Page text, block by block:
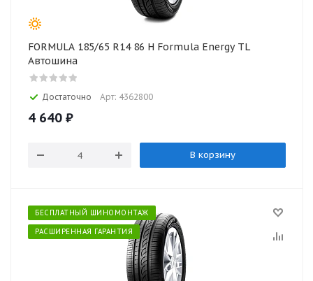
FORMULA 185/65 R14 86 H Formula Energy TL
Автошина
Достаточно Арт: 4362800
4 640 ₽
В корзину
БЕСПЛАТНЫЙ ШИНОМОНТАЖ
РАСШИРЕННАЯ ГАРАНТИЯ